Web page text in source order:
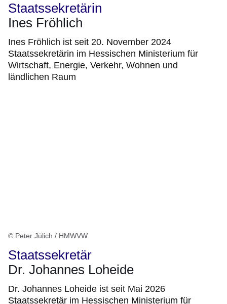
Staatssekretärin
Ines Fröhlich
Ines Fröhlich ist seit 20. November 2024
Staatssekretärin im Hessischen Ministerium für
Wirtschaft, Energie, Verkehr, Wohnen und
ländlichen Raum
© Peter Jülich / HMWVW
Staatssekretär
Dr. Johannes Loheide
Dr. Johannes Loheide ist seit Mai 2026
Staatssekretär im Hessischen Ministerium für